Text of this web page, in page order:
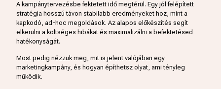
A kampánytervezésbe fektetett idő megtérül. Egy jól felépített
stratégia hosszú távon stabilabb eredményeket hoz, mint a
kapkodó, ad-hoc megoldások. Az alapos előkészítés segít
elkerülni a költséges hibákat és maximalizálni a befektetésed
hatékonyságát.
Most pedig nézzük meg, mit is jelent valójában egy
marketingkampány, és hogyan építhetsz olyat, ami tényleg
működik.